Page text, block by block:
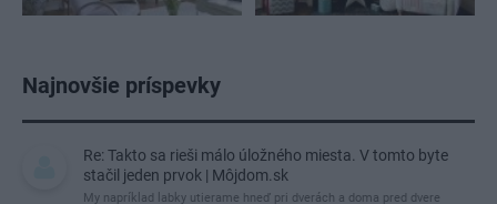
Najnovšie príspevky
Re: Takto sa rieši málo úložného miesta. V tomto byte
stačil jeden prvok | Môjdom.sk
My napríklad labky utierame hneď pri dverách a doma pred dvere